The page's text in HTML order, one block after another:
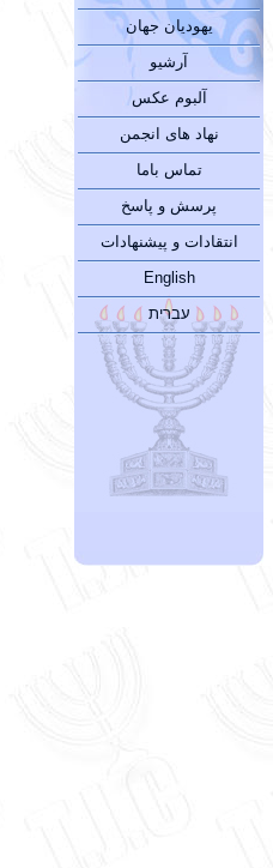
یهودیان جهان
آرشیو
آلبوم عکس
نهاد های انجمن
تماس باما
پرسش و پاسخ
انتقادات و پیشنهادات
English
עברית